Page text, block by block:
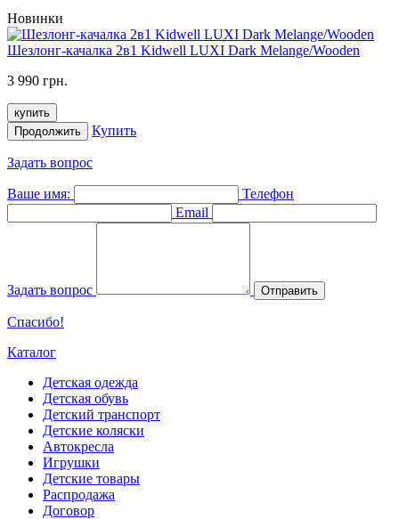
Новинки
Шезлонг-качалка 2в1 Kidwell LUXI Dark Melange/Wooden
3 990 грн.
купить
Продолжить
Купить
Задать вопрос
Ваше имя:
Телефон
Email
Задать вопрос Отправить
Спасибо!
Каталог
Детская одежда
Детская обувь
Детский транспорт
Детские коляски
Автокресла
Игрушки
Детские товары
Распродажа
Договор